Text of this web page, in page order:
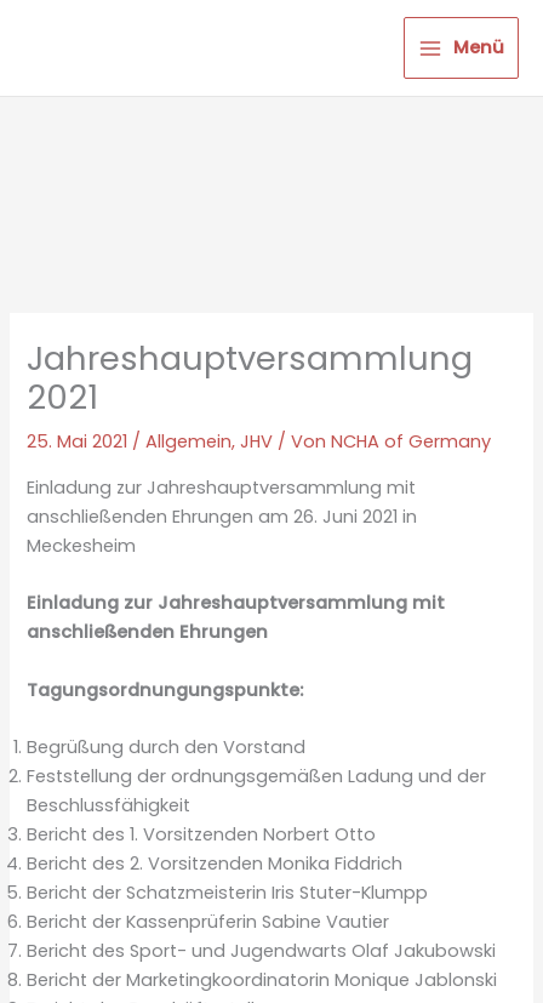
Menü
Jahreshauptversammlung
2021
25. Mai 2021 /Allgemein,JHV / VonNCHA of Germany
Einladung zur Jahreshauptversammlung mit
anschließenden Ehrungen am 26. Juni 2021 in
Meckesheim
Einladung zur Jahreshauptversammlung mit
anschließenden Ehrungen
Tagungsordnungungspunkte:
Begrüßung durch den Vorstand
Feststellung der ordnungsgemäßen Ladung und der
Beschlussfähigkeit
Bericht des 1. Vorsitzenden Norbert Otto
Bericht des 2. Vorsitzenden Monika Fiddrich
Bericht der Schatzmeisterin Iris Stuter-Klumpp
Bericht der Kassenprüferin Sabine Vautier
Bericht des Sport- und Jugendwarts Olaf Jakubowski
Bericht der Marketingkoordinatorin Monique Jablonski